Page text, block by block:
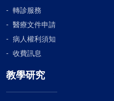
轉診服務
醫療文件申請
病人權利須知
收費訊息
教學研究